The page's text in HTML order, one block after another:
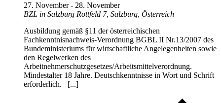
27. November- 28. November
BZL in Salzburg Rottfeld 7, Salzburg, Österreich
Ausbildung gemäß §11 der österreichischen
Fachkenntnisnachweis-Verordnung BGBL II Nr.13/2007 des
Bundeministeriums für wirtschaftliche Angelegenheiten sowie
den Regelwerken des
Arbeitnehmerschutzgesetzes/Arbeitsmittelverordnung.
Mindestalter 18 Jahre. Deutschkenntnisse in Wort und Schrift
erforderlich. [...]